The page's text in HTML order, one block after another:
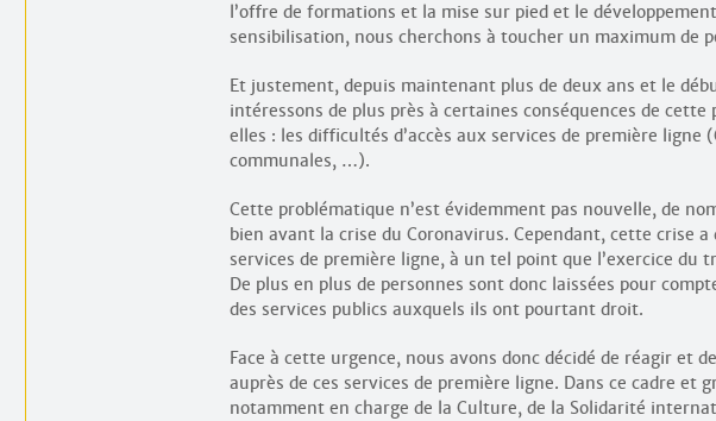
l’offre de formations et la mise sur pied et le
sensibilisation, nous cherchons à toucher un maximum de
Et justement, depuis maintenant plus de deux ans et le
intéressons de plus près à certaines conséquences de
elles : les difficultés d’accès aux services de première ligne
communales, …).
Cette problématique n’est évidemment pas nouvelle, de
bien avant la crise du Coronavirus. Cependant, cette crise
services de première ligne, à un tel point que l’exercice du
De plus en plus de personnes sont donc laissées pour
des services publics auxquels ils ont pourtant droit.
Face à cette urgence, nous avons donc décidé de réagir et
auprès de ces services de première ligne. Dans ce cadre et
notamment en charge de la Culture, de la Solidarité